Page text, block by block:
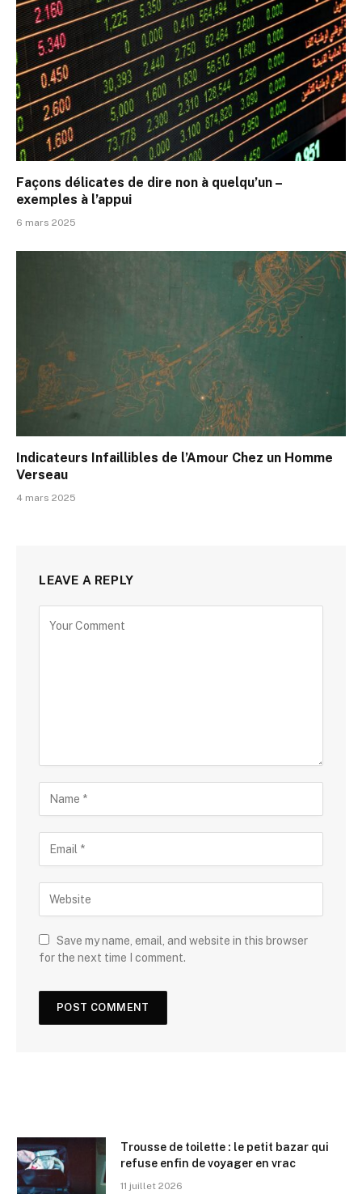
Façons délicates de dire non à quelqu’un –
exemples à l’appui
6 mars 2025
Indicateurs Infaillibles de l’Amour Chez un Homme
Verseau
4 mars 2025
LEAVE A REPLY
Save my name, email, and website in this browser
for the next time I comment.
Trousse de toilette : le petit bazar qui
refuse enfin de voyager en vrac
11 juillet 2026